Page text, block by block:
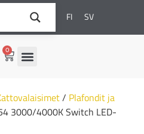
FI SV
0
/ Plafondit ja
3000/4000K Switch LED-